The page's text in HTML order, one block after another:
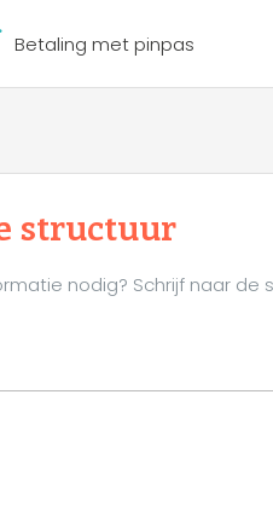
Betaling met pinpas
structuur
nodig? Schrijf naar